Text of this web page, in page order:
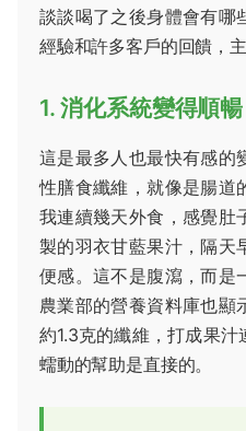
談談喝了之後身體會有哪
經驗和許多客戶的回饋，
1. 消化系統變得順
這是最多人也最快有感的
性膳食纖維，就像是腸道
我連續幾天外食，感覺肚
製的羽衣甘藍果汁，隔天
便感。這不是腹瀉，而是
農業部的營養資料庫也顯
約1.3克的纖維，打成果
蠕動的幫助是直接的。